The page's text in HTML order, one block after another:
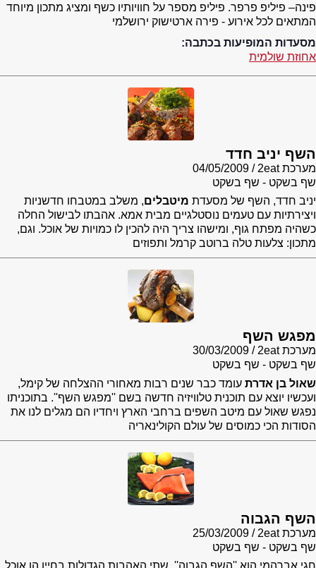
פינה– פיליפ פרפר. פיליפ מספר על חוויותיו כשף ומציג מתכון מיוחד
המתאים לכל אירוע - פירה ארטישוק ירושלמי
מסעדות המופיעות בכתבה:
אחוזת שולמית
השף יניב חדד
מערכת 2eat
04/05/2009
שף בשקט - שף בשקט
יניב חדד, השף של מסעדת מיטבלים, משלב במטבחו חדשניות
ויצירתיות עם טעמים נוסטלגיים מבית אמא. אהבתו לבישול החלה
כשהיה מפתח גוף, ומישהו צריך היה להכין לו כמויות של אוכל. וגם,
מתכון: צלעות טלה ברוטב קרמל ותפוזים
מפגש השף
מערכת 2eat
30/03/2009
שף בשקט - שף בשקט
שאול בן אדרת עומד כבר שנים רבות מאחורי ההצלחה של קימל,
ועכשיו יוצא עם תוכנית טלוויזיה חדשה בשם ''מפגש השף''. בתוכניתו
נפגש שאול עם מיטב השפים ברחבי הארץ ויחדיו הם מגלים לנו את
הסודות הכי כמוסים של עולם הקולינאריה
השף הגבוה
מערכת 2eat
25/03/2009
שף בשקט - שף בשקט